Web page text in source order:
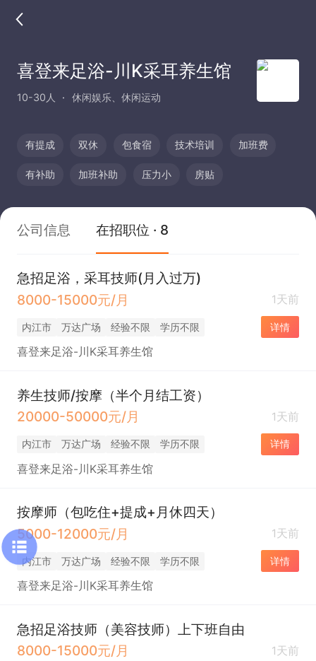
喜登来足浴-川K采耳养生馆
10-30人 休闲娱乐、休闲运动
有提成 双休 包食宿 技术培训 加班费
有补助 加班补助 压力小 房贴
公司信息 在招职位 · 8
急招足浴，采耳技师(月入过万)
8000-15000元/月
1天前
内江市 万达广场 经验不限 学历不限 详情
喜登来足浴-川K采耳养生馆
养生技师/按摩（半个月结工资）
20000-50000元/月
1天前
内江市 万达广场 经验不限 学历不限 详情
喜登来足浴-川K采耳养生馆
按摩师（包吃住+提成+月休四天）
5000-12000元/月
1天前
内江市 万达广场 经验不限 学历不限 详情
喜登来足浴-川K采耳养生馆
急招足浴技师（美容技师）上下班自由
8000-15000元/月
1天前